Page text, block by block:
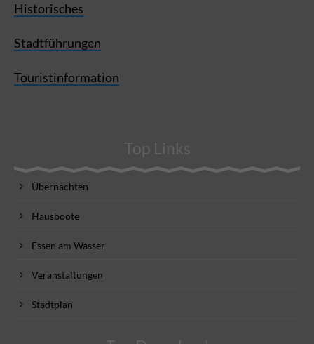
Historisches
Stadtführungen
Touristinformation
Top Links
Übernachten
Hausboote
Essen am Wasser
Veranstaltungen
Stadtplan